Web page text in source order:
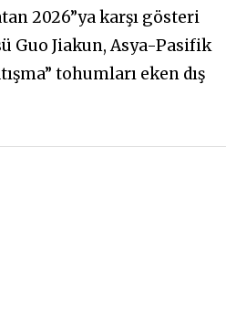
2026”ya karşı gösteri
Guo Jiakun, Asya-Pasifik
tohumları eken dış